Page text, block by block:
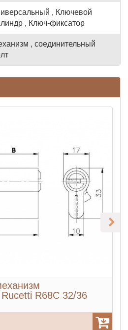
, Ключевой
, Ключ-фиксатор
, соединительный
R68C 32/36